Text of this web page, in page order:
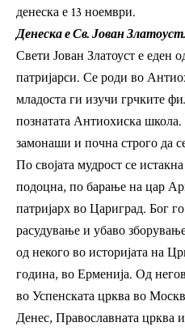
денеска е 13 ноември.
Денеска е Св. Јован Златоуст.
Свети Јован Златоуст е еден
патријарси. Се роди во
младоста ги изучи грчките
познатата Антиохиска
замонаши и почна строго да
По својата мудрост се
подоцна, по барање на цар
патријарх во Цариград. Бог
расудување и убаво
од некого во историјата на
година, во Ерменија. Од
во Успенската црква во
Денес, Православната црква